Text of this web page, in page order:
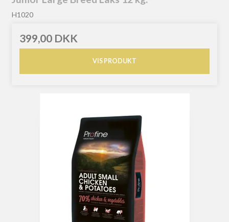
H1020
399,00 DKK
VIS PRODUKT